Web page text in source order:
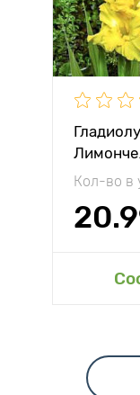
Кол-во в